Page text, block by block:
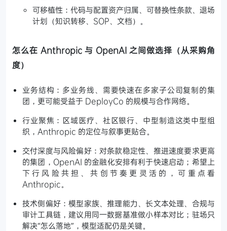
可移植性：代码与配置资产归属、可替换性条款、退场
计划（知识转移、SOP、文档）。
怎么在 Anthropic 与 OpenAI 之间做选择（从采购角
度）
业务结构：多业务线、需要快速在多家子公司复制的集
团，更可能受益于 DeployCo 的规模与合作网络。
行业聚焦：区域医疗、社区银行、中型制造这类中型组
织，Anthropic 的定位与叙事更贴合。
交付深度与风险偏好：对条款稳定性、推进速度要求更高
的集团，OpenAI 的金融化安排有利于快速启动；希望上
下行风险共担、共创节奏更灵活的，可重点看
Anthropic。
技术侧偏好：模型家族、推理能力、长文本处理、合规与
审计工具链，建议用同一数据基准做小样本对比；驻场只
解决“怎么落地”，模型适配仍是关键。